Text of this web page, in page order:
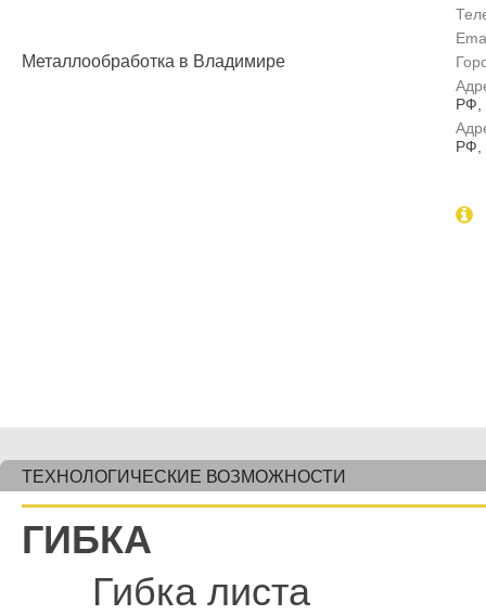
Металлообработка в Владимире
РФ,
РФ,
ТЕХНОЛОГИЧЕСКИЕ ВОЗМОЖНОСТИ
ГИБКА
Гибка листа